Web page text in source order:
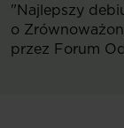
"Najlepszy
o
przez Forum